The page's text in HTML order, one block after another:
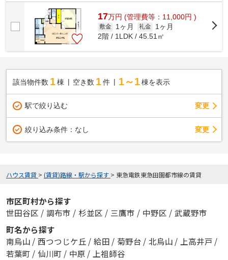
換気でリフレッシュしましょう。外観タ...
17万円 (管理費等：11,000円 )
敷金 1ヶ月 礼金
1ヶ月
2階 / 1LDK / 45.51㎡
該当物件数 1棟 空き数 1 件 1～1 棟を表示
駅で絞り込む 変更
絞り込み条件： なし 変更
ハウス賃貸 > (賃貸)路線・駅から探す > 東急電鉄東急田園都市線の賃貸
市区町村から探す
世田谷区 / 調布市 / 杉並区 / 三鷹市 / 中野区 / 武蔵野市
町名から探す
南烏山 / 西つつじケ丘 / 給田 / 菊野台 / 北烏山 / 上高井戸 /
若葉町 / 仙川町 / 中原 / 上祖師谷